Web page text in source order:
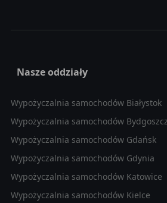
Nasze oddziały
Wypożyczalnia samochodów Białystok
Wypożyczalnia samochodów Bydgoszcz
Wypożyczalnia samochodów Gdańsk
Wypożyczalnia samochodów Gdynia
Wypożyczalnia samochodów Katowice
Wypożyczalnia samochodów Kielce